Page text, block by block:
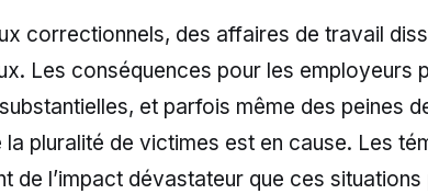
correctionnels, des affaires de travail
Les conséquences pour les employeurs
et parfois même des peines
pluralité de victimes est en cause. Les
de l’impact dévastateur que ces